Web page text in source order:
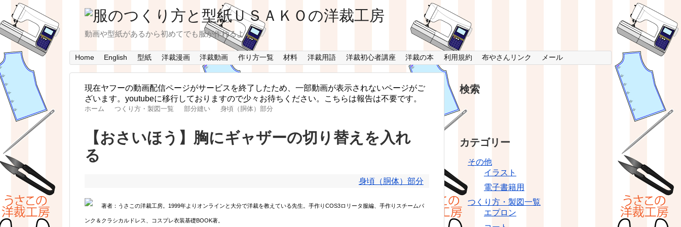
動画や型紙があるから初めてでも服が作れるよ！
Home English 型紙 洋裁漫画 洋裁動画 作り方一覧 材料 洋裁用語 洋裁初心者講座 洋裁の本 利用規約 布やさんリンク メール
現在ヤフーの動画配信ページがサービスを終了したため、一部動画が表示されないページがご
ざいます。youtubeに移行しておりますので少々お待ちください。こちらは報告は不要です。
ホーム つくり方・製図一覧 部分縫い 身頃（胴体）部分
【おさいほう】胸にギャザーの切り替えを入れ
る
身頃（胴体）部分
著者：うさこの洋裁工房。1999年よりオンラインと大分で洋裁を教えている先生。手作りCOS3ロリータ服編、手作りスチームパ
ンク＆クラシカルドレス、コスプレ衣装基礎BOOK著。
検索
カテゴリー
その他
イラスト
電子書籍用
つくり方・製図一覧
エプロン